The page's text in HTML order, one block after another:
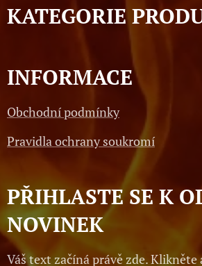
KATEGORIE
INFORMACE
Obchodní podmínky
Pravidla ochrany soukromí
PŘIHLASTE SE K
NOVINEK
Váš text začíná právě zde. Klikněte